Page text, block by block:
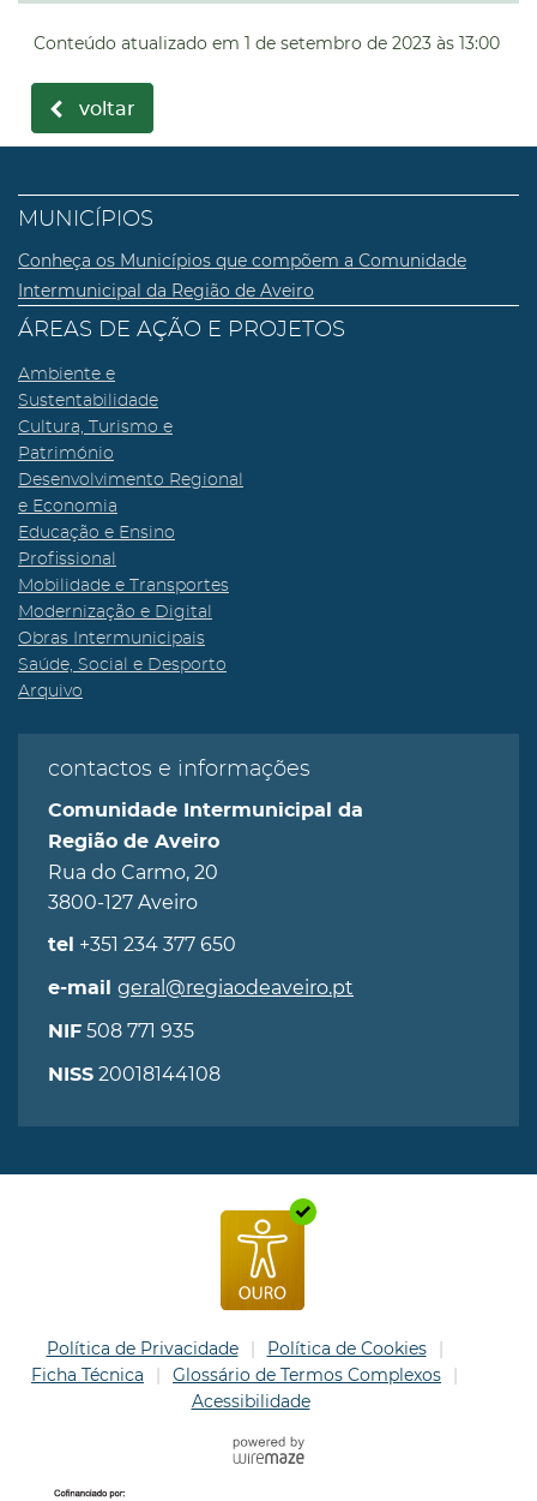
Conteúdo atualizado em 1 de setembro de 2023 às 13:00
voltar
MUNICÍPIOS
Conheça os Municípios que compõem a Comunidade
Intermunicipal da Região de Aveiro
ÁREAS DE AÇÃO E PROJETOS
Ambiente e
Sustentabilidade
Cultura, Turismo e
Património
Desenvolvimento Regional
e Economia
Educação e Ensino
Profissional
Mobilidade e Transportes
Modernização e Digital
Obras Intermunicipais
Saúde, Social e Desporto
Arquivo
contactos e informações
Comunidade Intermunicipal da
Região de Aveiro
Rua do Carmo, 20
3800-127 Aveiro
tel +351 234 377 650
e-mail geral@regiaodeaveiro.pt
NIF 508 771 935
NISS 20018144108
Política de Privacidade
Política de Cookies
Ficha Técnica
Glossário de Termos Complexos
Acessibilidade